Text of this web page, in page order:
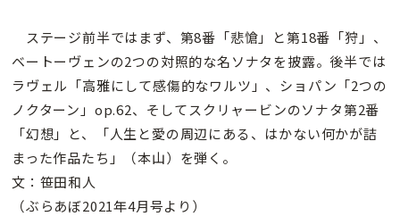
ステージ前半ではまず、第8番「悲愴」と第18番「狩」、
ベートーヴェンの2つの対照的な名ソナタを披露。後半では
ラヴェル「高雅にして感傷的なワルツ」、ショパン「2つの
ノクターン」op.62、そしてスクリャービンのソナタ第2番
「幻想」と、「人生と愛の周辺にある、はかない何かが詰
まった作品たち」（本山）を弾く。
文：笹田和人
（ぶらあぼ2021年4月号より）